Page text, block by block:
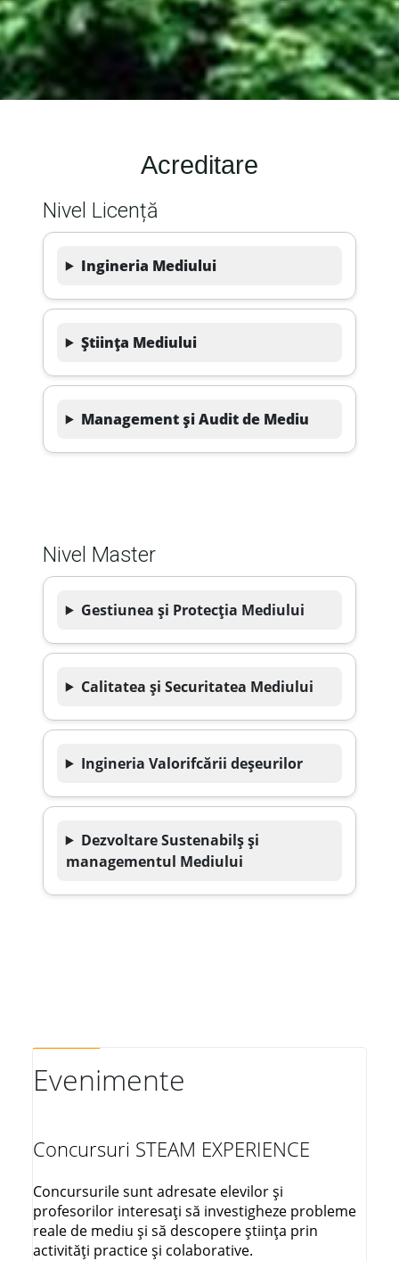
Acreditare
Nivel Licență
Ingineria Mediului
Știința Mediului
Management și Audit de Mediu
Nivel Master
Gestiunea și Protecția Mediului
Calitatea și Securitatea Mediului
Ingineria Valorifcării deșeurilor
Dezvoltare Sustenabilș și
managementul Mediului
Evenimente
Concursuri STEAM EXPERIENCE
Concursurile sunt adresate elevilor și
profesorilor interesați să investigheze probleme
reale de mediu și să descopere știința prin
activități practice și colaborative.